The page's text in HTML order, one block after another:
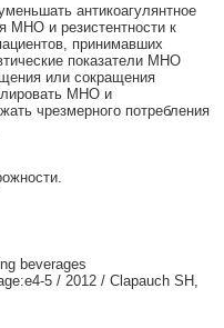
антикоагулянтное
МНО и резистентности к
принимавших
показатели МНО
или сокращения
МНО и
чрезмерного потребления
beverages
5 / 2012 / Clapauch SH,